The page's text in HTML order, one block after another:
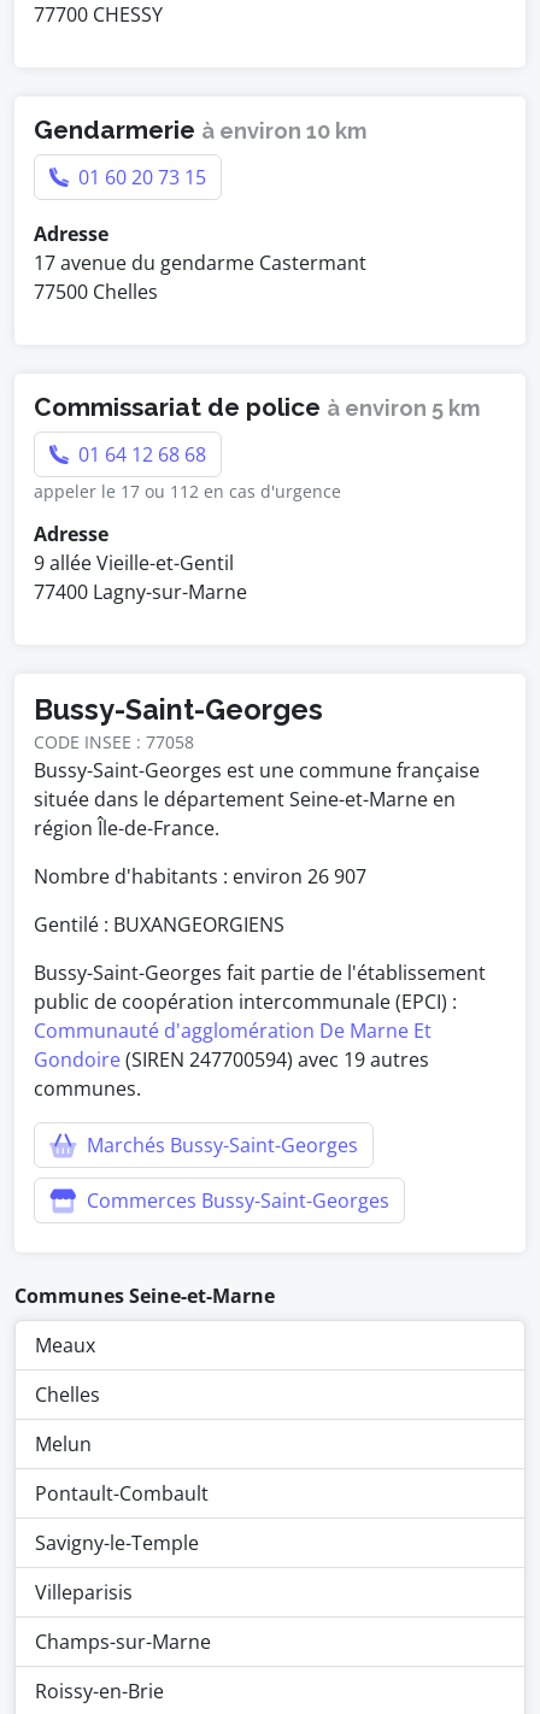
77700 CHESSY
Gendarmerie à environ 10 km
01 60 20 73 15
Adresse
17 avenue du gendarme Castermant
77500 Chelles
Commissariat de police à environ 5 km
01 64 12 68 68
appeler le 17 ou 112 en cas d'urgence
Adresse
9 allée Vieille-et-Gentil
77400 Lagny-sur-Marne
Bussy-Saint-Georges
CODE INSEE : 77058
Bussy-Saint-Georges est une commune française
située dans le département Seine-et-Marne en
région Île-de-France.
Nombre d'habitants : environ 26 907
Gentilé : BUXANGEORGIENS
Bussy-Saint-Georges fait partie de l'établissement
public de coopération intercommunale (EPCI) :
Communauté d'agglomération De Marne Et
Gondoire(SIREN 247700594) avec 19 autres
communes.
Marchés Bussy-Saint-Georges
Commerces Bussy-Saint-Georges
Communes Seine-et-Marne
Meaux
Chelles
Melun
Pontault-Combault
Savigny-le-Temple
Villeparisis
Champs-sur-Marne
Roissy-en-Brie